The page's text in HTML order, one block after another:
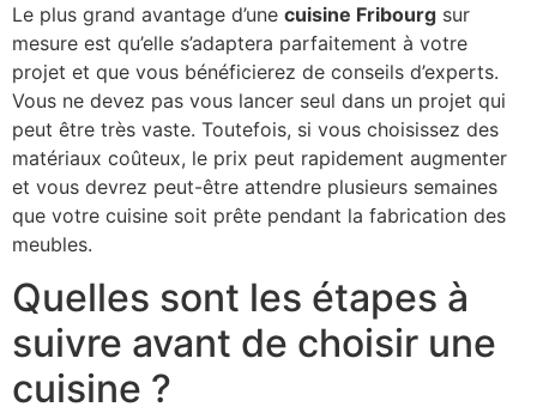
Le plus grand avantage d’une cuisine Fribourg sur
mesure est qu’elle s’adaptera parfaitement à votre
projet et que vous bénéficierez de conseils d’experts.
Vous ne devez pas vous lancer seul dans un projet qui
peut être très vaste. Toutefois, si vous choisissez des
matériaux coûteux, le prix peut rapidement augmenter
et vous devrez peut-être attendre plusieurs semaines
que votre cuisine soit prête pendant la fabrication des
meubles.
Quelles sont les étapes à
suivre avant de choisir une
cuisine ?